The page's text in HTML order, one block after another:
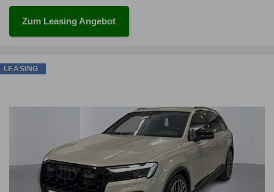
Zum Leasing Angebot
LEASING